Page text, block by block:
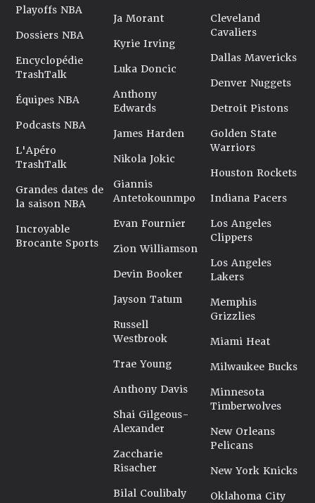
Playoffs NBA
Dossiers NBA
Encyclopédie
TrashTalk
Équipes NBA
Podcasts NBA
L'Apéro
TrashTalk
Grandes dates de
la saison NBA
Incroyable
Brocante Sports
Ja Morant
Kyrie Irving
Luka Doncic
Anthony
Edwards
James Harden
Nikola Jokic
Giannis
Antetokounmpo
Evan Fournier
Zion Williamson
Devin Booker
Jayson Tatum
Russell
Westbrook
Trae Young
Anthony Davis
Shai Gilgeous-
Alexander
Zaccharie
Risacher
Bilal Coulibaly
Cleveland
Cavaliers
Dallas Mavericks
Denver Nuggets
Detroit Pistons
Golden State
Warriors
Houston Rockets
Indiana Pacers
Los Angeles
Clippers
Los Angeles
Lakers
Memphis
Grizzlies
Miami Heat
Milwaukee Bucks
Minnesota
Timberwolves
New Orleans
Pelicans
New York Knicks
Oklahoma City